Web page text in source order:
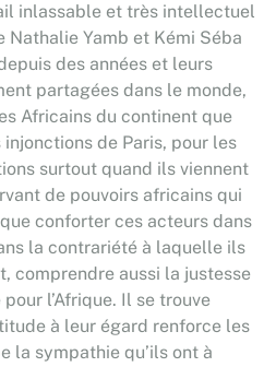
inlassable et très intellectuel
Nathalie Yamb et Kémi Séba
des années et leurs
partagées dans le monde,
Africains du continent que
de Paris, pour les
surtout quand ils viennent
de pouvoirs africains qui
conforter ces acteurs dans
la contrariété à laquelle ils
comprendre aussi la justesse
l’Afrique. Il se trouve
à leur égard renforce les
la sympathie qu’ils ont à